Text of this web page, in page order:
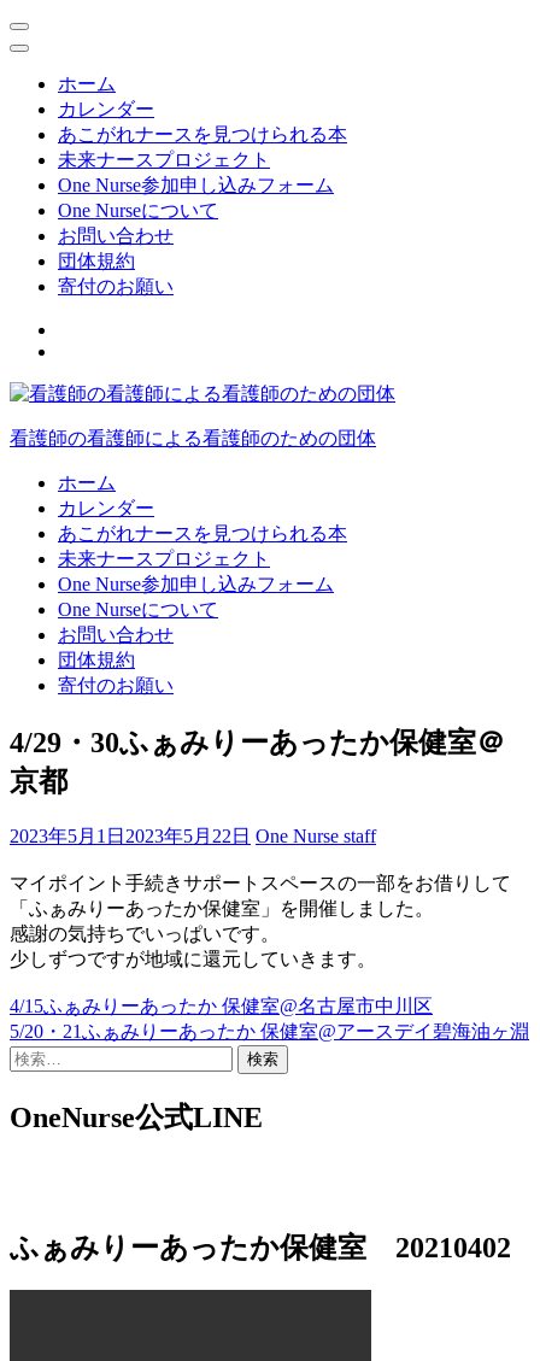
ホーム
カレンダー
あこがれナースを見つけられる本
未来ナースプロジェクト
One Nurse参加申し込みフォーム
One Nurseについて
お問い合わせ
団体規約
寄付のお願い
テ
ン
ツ
(Enter
看護師の看護師による看護師のための団体
ホーム
カレンダー
あこがれナースを見つけられる本
未来ナースプロジェクト
One Nurse参加申し込みフォーム
One Nurseについて
お問い合わせ
団体規約
寄付のお願い
4/29・30ふぁみりーあったか保健室＠
京都
2023年5月1日 2023年5月22日 One Nurse staff
マイポイント手続きサポートスペースの一部をお借りして
「ふぁみりーあったか保健室」を開催しました。
感謝の気持ちでいっぱいです。
少しずつですが地域に還元していきます。
投
稿
ビ
シ
ョ
4/15ふぁみりーあったか 保健室@名古屋市中川区
5/20・21ふぁみりーあったか 保健室@アースデイ碧海油ヶ淵
検
OneNurse公式LINE
ふぁみりーあったか保健室 20210402